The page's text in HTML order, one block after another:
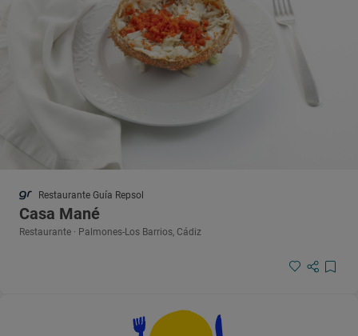
Restaurante Guía Repsol
Casa Mané
Restaurante · Palmones-Los Barrios, Cádiz